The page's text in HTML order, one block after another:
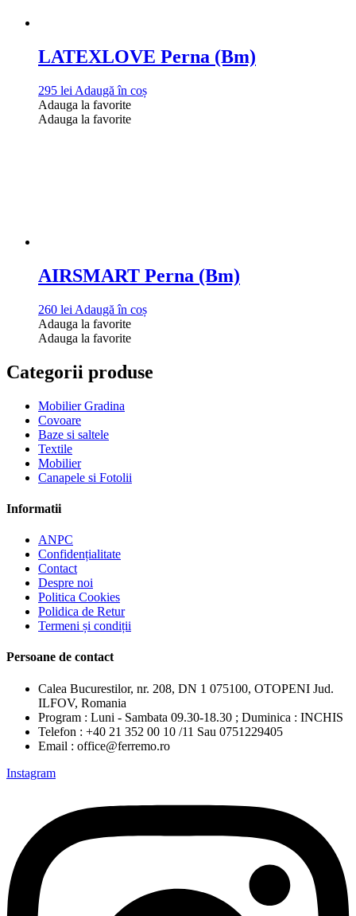
LATEXLOVE Perna (Bm)
295 lei Adaugă în coș
Adauga la favorite
Adauga la favorite
AIRSMART Perna (Bm)
260 lei Adaugă în coș
Adauga la favorite
Adauga la favorite
Categorii produse
Mobilier Gradina
Covoare
Baze si saltele
Textile
Mobilier
Canapele si Fotolii
Informatii
ANPC
Confidențialitate
Contact
Despre noi
Politica Cookies
Polidica de Retur
Termeni și condiții
Persoane de contact
Calea Bucurestilor, nr. 208, DN 1 075100, OTOPENI Jud.
ILFOV, Romania
Program : Luni - Sambata 09.30-18.30 ; Duminica : INCHIS
Telefon : +40 21 352 00 10 /11 Sau 0751229405
Email : office@ferremo.ro
Instagram